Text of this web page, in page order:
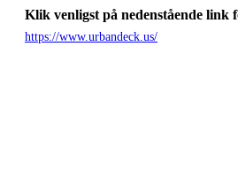
Klik venligst på nedenstående link
https://www.urbandeck.us/